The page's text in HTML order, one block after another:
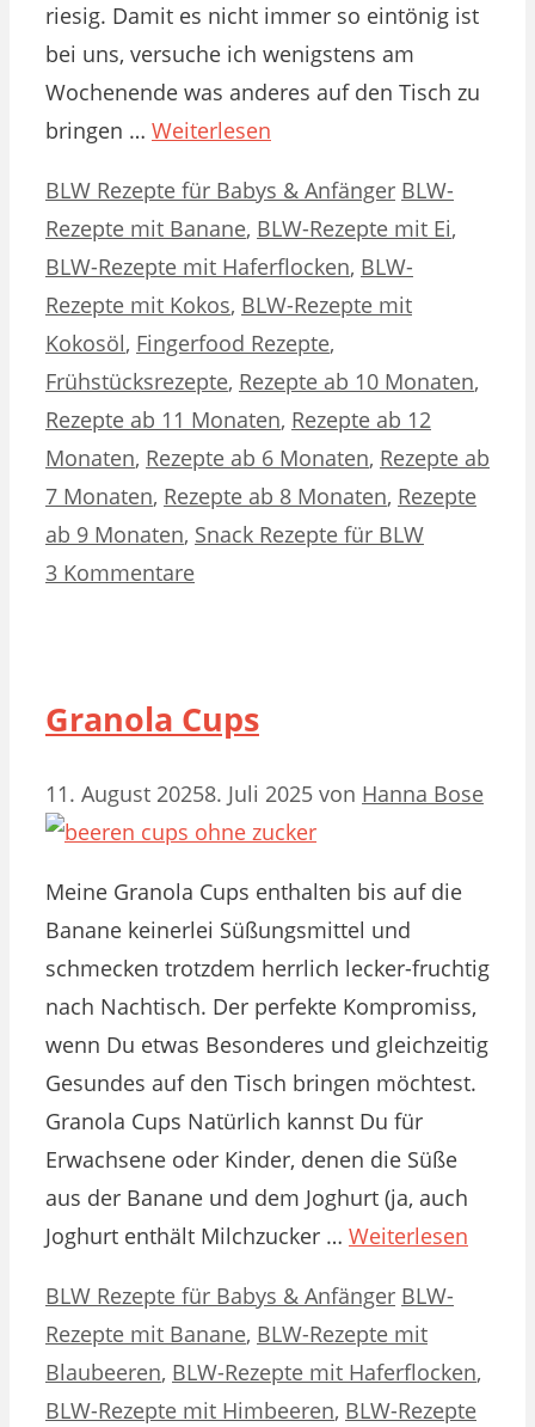
riesig. Damit es nicht immer so eintönig ist
bei uns, versuche ich wenigstens am
Wochenende was anderes auf den Tisch zu
bringen … Weiterlesen
Kategorien
BLW Rezepte für Babys & Anfänger Schlagwörter
BLW-
Rezepte mit Banane, BLW-Rezepte mit Ei,
BLW-Rezepte mit Haferflocken, BLW-
Rezepte mit Kokos, BLW-Rezepte mit
Kokosöl, Fingerfood Rezepte,
Frühstücksrezepte, Rezepte ab 10 Monaten,
Rezepte ab 11 Monaten, Rezepte ab 12
Monaten, Rezepte ab 6 Monaten, Rezepte ab
7 Monaten, Rezepte ab 8 Monaten, Rezepte
ab 9 Monaten, Snack Rezepte für BLW
3 Kommentare
Granola Cups
11. August 20258. Juli 2025 von Hanna Bose
Meine Granola Cups enthalten bis auf die
Banane keinerlei Süßungsmittel und
schmecken trotzdem herrlich lecker-fruchtig
nach Nachtisch. Der perfekte Kompromiss,
wenn Du etwas Besonderes und gleichzeitig
Gesundes auf den Tisch bringen möchtest.
Granola Cups Natürlich kannst Du für
Erwachsene oder Kinder, denen die Süße
aus der Banane und dem Joghurt (ja, auch
Joghurt enthält Milchzucker … Weiterlesen
Kategorien
BLW Rezepte für Babys & Anfänger Schlagwörter
BLW-
Rezepte mit Banane, BLW-Rezepte mit
Blaubeeren, BLW-Rezepte mit Haferflocken,
BLW-Rezepte mit Himbeeren, BLW-Rezepte